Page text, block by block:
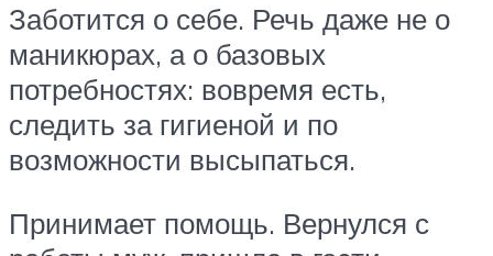
Заботится о себе. Речь даже не о
маникюрах, а о базовых
потребностях: вовремя есть,
следить за гигиеной и по
возможности высыпаться.
Принимает помощь. Вернулся с